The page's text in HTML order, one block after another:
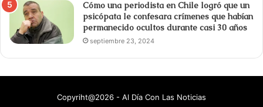
Cómo una periodista en Chile logró que un
psicópata le confesara crímenes que habían
permanecido ocultos durante casi 30 años
septiembre 23, 2024
Copyriht@2026 - Al Día Con Las Noticias